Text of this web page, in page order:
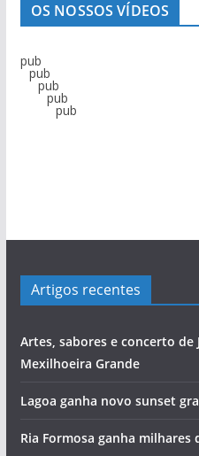
OS NOSSOS VÍDEOS
pub
pub
pub
pub
pub
Artigos recentes
Artes, sabores e concerto de
Mexilhoeira Grande
Lagoa ganha novo sunset
Ria Formosa ganha milhares